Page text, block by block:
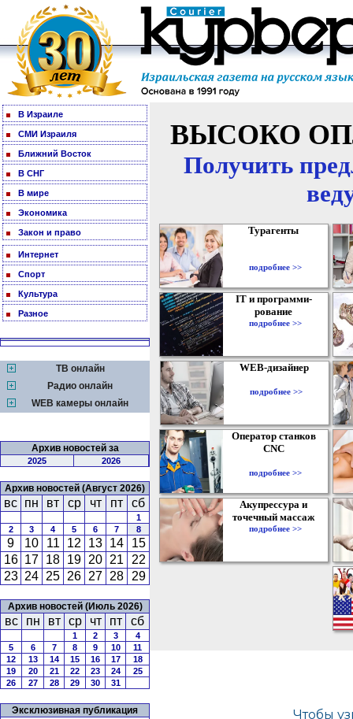
В Израиле
СМИ Израиля
Ближний Восток
В СНГ
В мире
Экономика
Закон и право
Интернет
Спорт
Культура
Разное
ТВ онлайн
Радио онлайн
WEB камеры онлайн
Архив новостей за
2025 2026
Архив новостей (Август 2026)
вс пн вт ср чт пт сб
1
2
3 4 5 6 7 8
9 10 11 12 13 14
15
16 17 18 19 20 21
22
23 24 25 26 27 28 29
Архив новостей (Июль 2026)
вс пн вт ср чт пт сб
1 2 3
4
5
6 7 8 9 10
11
12
13 14 15 16 17
18
19
20 21 22 23 24
25
26
27 28 29 30 31
Эксклюзивная публикация
ВЫСОКО
Получить
Турагенты
подробнее >>
IT и программи-
рование
подробнее >>
WEB-дизайнер
подробнее >>
Оператор станков
CNC
подробнее >>
Акупрессура и
точечный массаж
подробнее >>